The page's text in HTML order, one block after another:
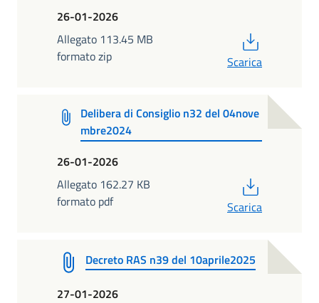
26-01-2026
Allegato 113.45 MB
formato zip
Scarica
Delibera di Consiglio n32 del 04nove
mbre2024
26-01-2026
Allegato 162.27 KB
formato pdf
Scarica
Decreto RAS n39 del 10aprile2025
27-01-2026